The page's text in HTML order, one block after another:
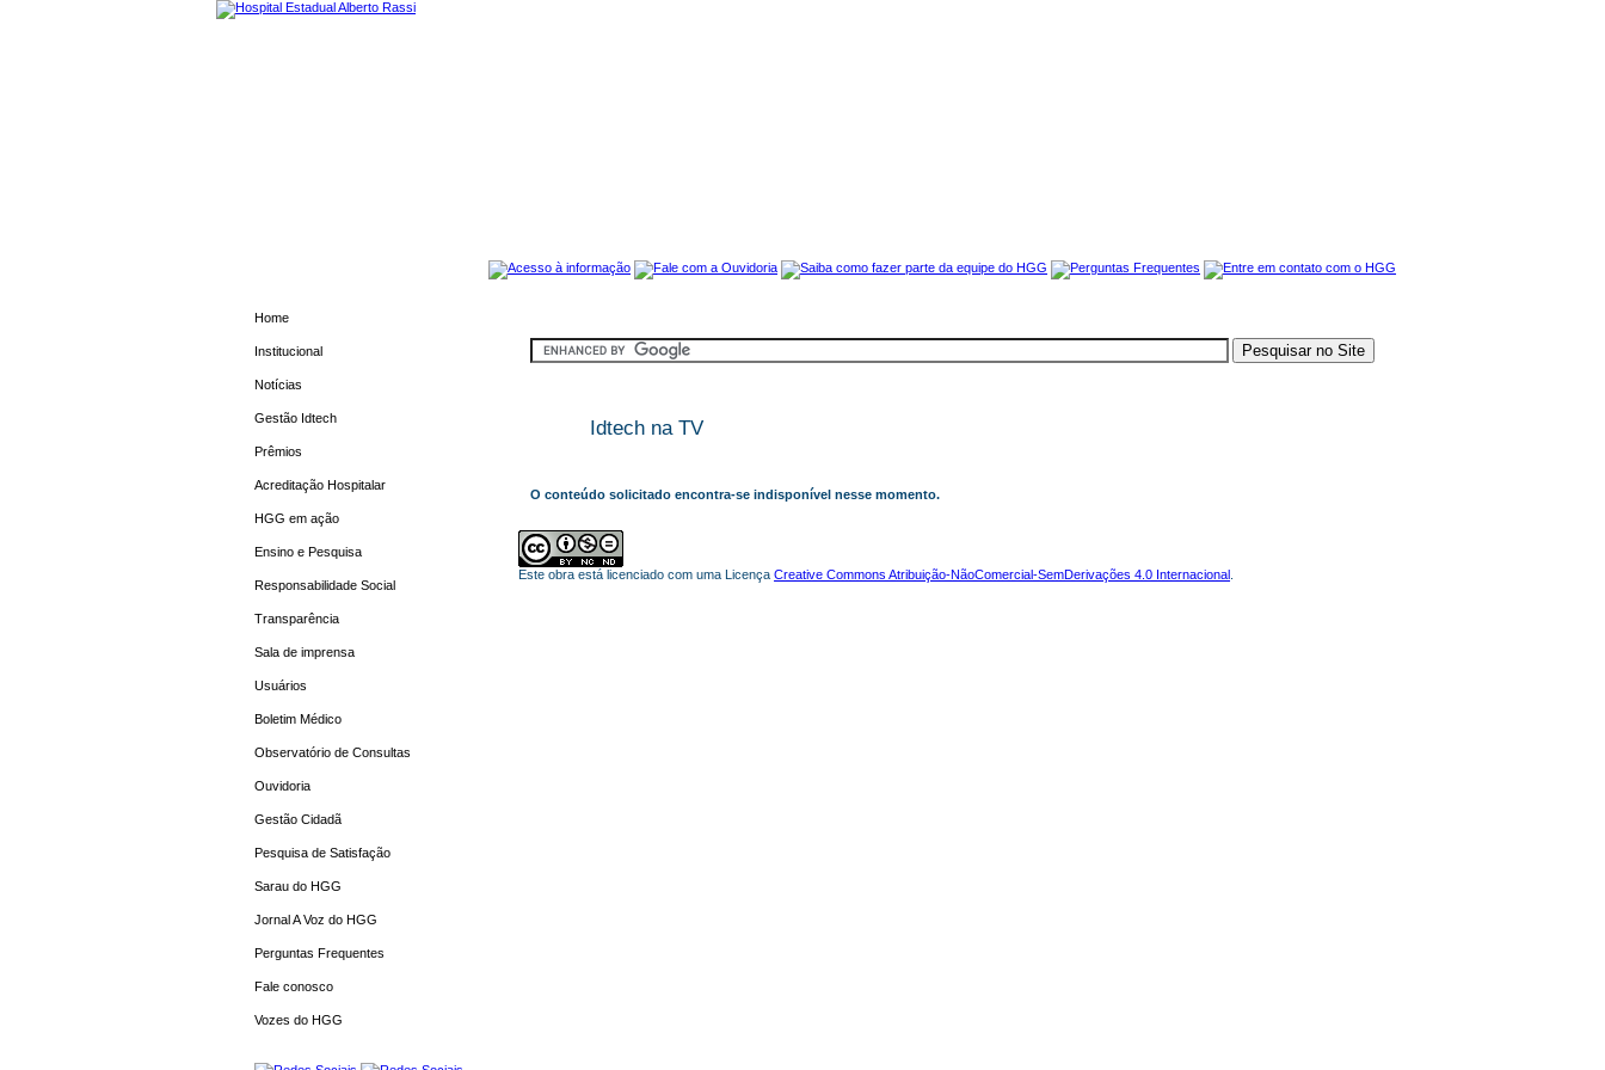
Home
Institucional
Notícias
Gestão Idtech
Prêmios
Acreditação Hospitalar
HGG em ação
Ensino e Pesquisa
Responsabilidade Social
Transparência
Sala de imprensa
Usuários
Boletim Médico
Observatório de Consultas
Ouvidoria
Gestão Cidadã
Pesquisa de Satisfação
Sarau do HGG
Jornal A Voz do HGG
Perguntas Frequentes
Fale conosco
Vozes do HGG
Idtech na TV
O conteúdo solicitado encontra-se indisponível nesse momento.
Este obra está licenciado com uma LicençaCreative Commons Atribuição-NãoComercial-SemDerivações 4.0 Internacional